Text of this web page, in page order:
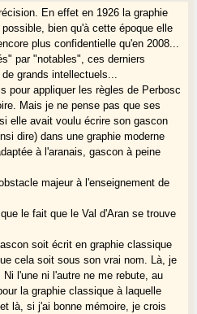
En effet en 1926 la graphie
bien qu'à cette époque elle
plus confidentielle qu'en 2008...
par "notables", ces derniers
grands intellectuels...
pour appliquer les règles de Perbosc
Mais je ne pense pas que ses
elle avait voulu écrire son gascon
dire) dans une graphie moderne
à l'aranais, gascon à peine
majeur à l'enseignement de
le fait que le Val d'Aran se trouve
soit écrit en graphie classique
cela soit sous son vrai nom. Là, je
l'une ni l'autre ne me rebute, au
la graphie classique à laquelle
là, si j'ai bonne mémoire, je crois